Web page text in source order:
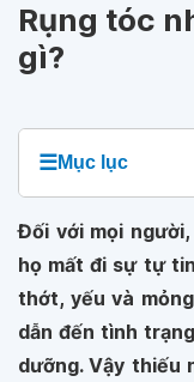
Rụng tóc
gì?
☰Mục lục
Đối với mọi
họ mất đi sự tự
thớt, yếu và
dẫn đến tình
dưỡng. Vậy thiếu